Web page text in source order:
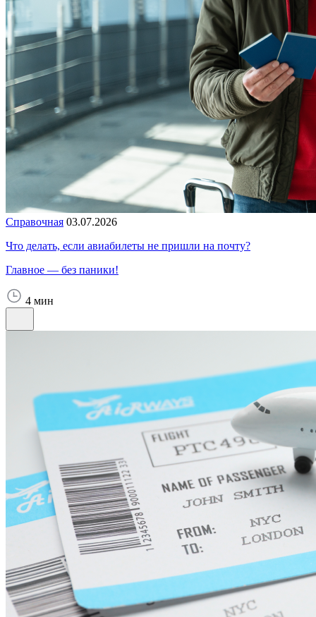
Справочная 03.07.2026
Что делать, если авиабилеты не пришли на почту?
Главное — без паники!
4 мин